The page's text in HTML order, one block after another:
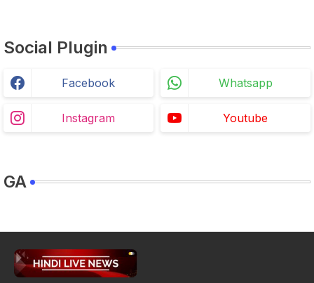
Social Plugin
Facebook Whatsapp
Instagram Youtube
GA